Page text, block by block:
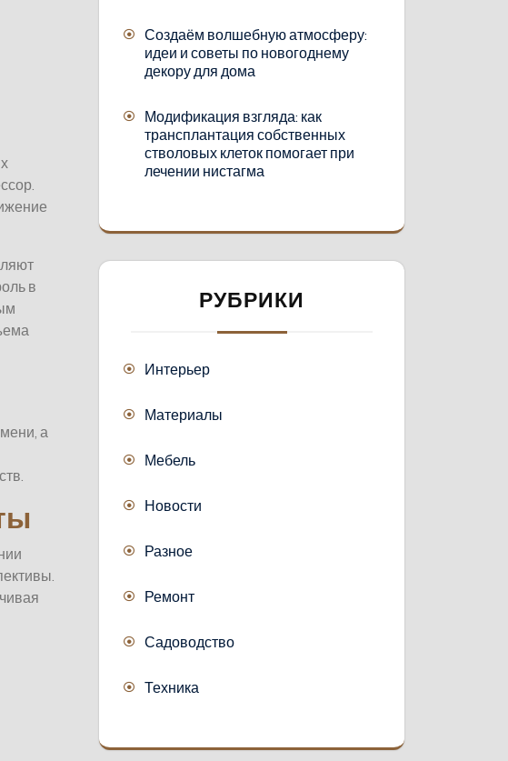
в
а
Создаём волшебную атмосферу:
идеи и советы по новогоднему
декору для дома
Модификация взгляда: как
трансплантация собственных
стволовых клеток помогает при
лечении нистагма
РУБРИКИ
Интерьер
Материалы
Мебель
Новости
Разное
Ремонт
Садоводство
Техника